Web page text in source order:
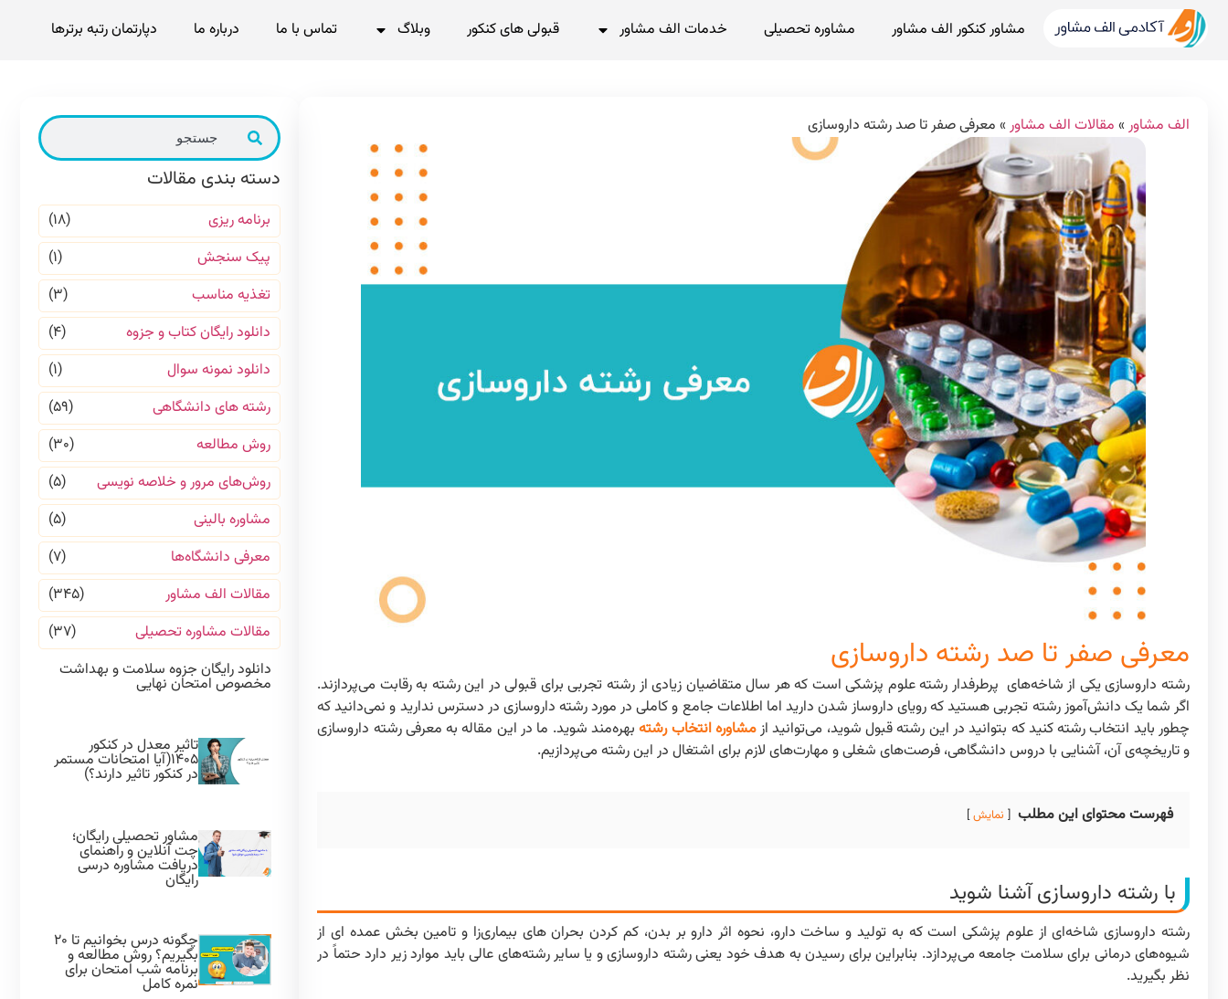
مشاور کنکور الف مشاور مشاوره تحصیلی خدمات الف مشاور قبولی های کنکور وبلاگ تماس با ما درباره ما دپارتمان رتبه برترها
الف مشاور » مقالات الف مشاور » معرفی صفر تا صد رشته داروسازی
معرفی صفر تا صد رشته داروسازی
رشته داروسازی یکی از شاخه‌های پرطرفدار رشته علوم پزشکی است که هر سال متقاضیان زیادی از رشته تجربی برای قبولی در این رشته به رقابت می‌پردازند.
اگر شما یک دانش‌آموز رشته تجربی هستید که رویای داروساز شدن دارید اما اطلاعات جامع و کاملی در مورد رشته داروسازی در دسترس ندارید و نمی‌دانید که
چطور باید انتخاب رشته کنید که بتوانید در این رشته قبول شوید، می‌توانید ازمشاوره انتخاب رشتهبهره‌مند شوید. ما در این مقاله به معرفی رشته داروسازی
و تاریخچه‌ی آن، آشنایی با دروس دانشگاهی، فرصت‌های شغلی و مهارت‌های لازم برای اشتغال در این رشته می‌پردازیم.
فهرست محتوای این مطلب نمایش
با رشته داروسازی آشنا شوید
رشته داروسازی شاخه‌ای از علوم پزشکی است که به تولید و ساخت دارو، نحوه اثر دارو بر بدن، کم کردن بحران های بیماری‌زا و تامین بخش عمده ای از
شیوه‌های درمانی برای سلامت جامعه می‌پردازد. بنابراین برای رسیدن به هدف خود یعنی رشته داروسازی و یا سایر رشته‌های عالی باید موارد زیر دارد حتماً در
نظر بگیرید.
دسته بندی مقالات
برنامه ریزی
(۱۸)
پیک سنجش
(۱)
تغذیه مناسب
(۳)
دانلود رایگان کتاب و جزوه
(۴)
دانلود نمونه سوال
(۱)
رشته های دانشگاهی
(۵۹)
روش مطالعه
(۳۰)
روش‌های مرور و خلاصه نویسی
(۵)
مشاوره بالینی
(۵)
معرفی دانشگاه‌ها
(۷)
مقالات الف مشاور
(۳۴۵)
مقالات مشاوره تحصیلی
(۳۷)
دانلود رایگان جزوه سلامت و بهداشت
مخصوص امتحان نهایی
تاثیر معدل در کنکور
۱۴۰۵(آیا امتحانات مستمر
در کنکور تاثیر دارند؟)
مشاور تحصیلی رایگان؛
چت آنلاین و راهنمای
دریافت مشاوره درسی
رایگان
چگونه درس بخوانیم تا ۲۰
بگیریم؟ روش مطالعه و
برنامه شب امتحان برای
نمره کامل